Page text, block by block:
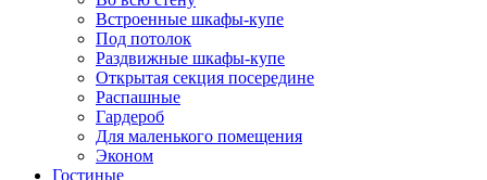
Встроенные шкафы-купе
Под потолок
Раздвижные шкафы-купе
Открытая секция посередине
Распашные
Гардероб
Для маленького помещения
Эконом
Гостиные